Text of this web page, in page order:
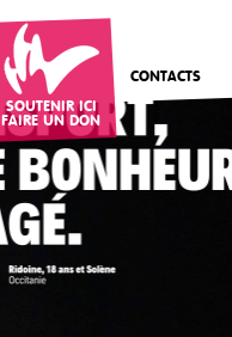
SOUTENIR ICI
FAIRE UN DON
CONTACTS